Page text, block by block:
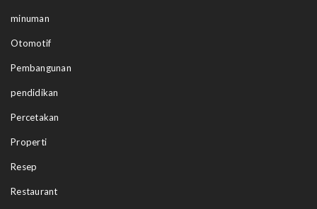
minuman
Otomotif
Pembangunan
pendidikan
Percetakan
Properti
Resep
Restaurant